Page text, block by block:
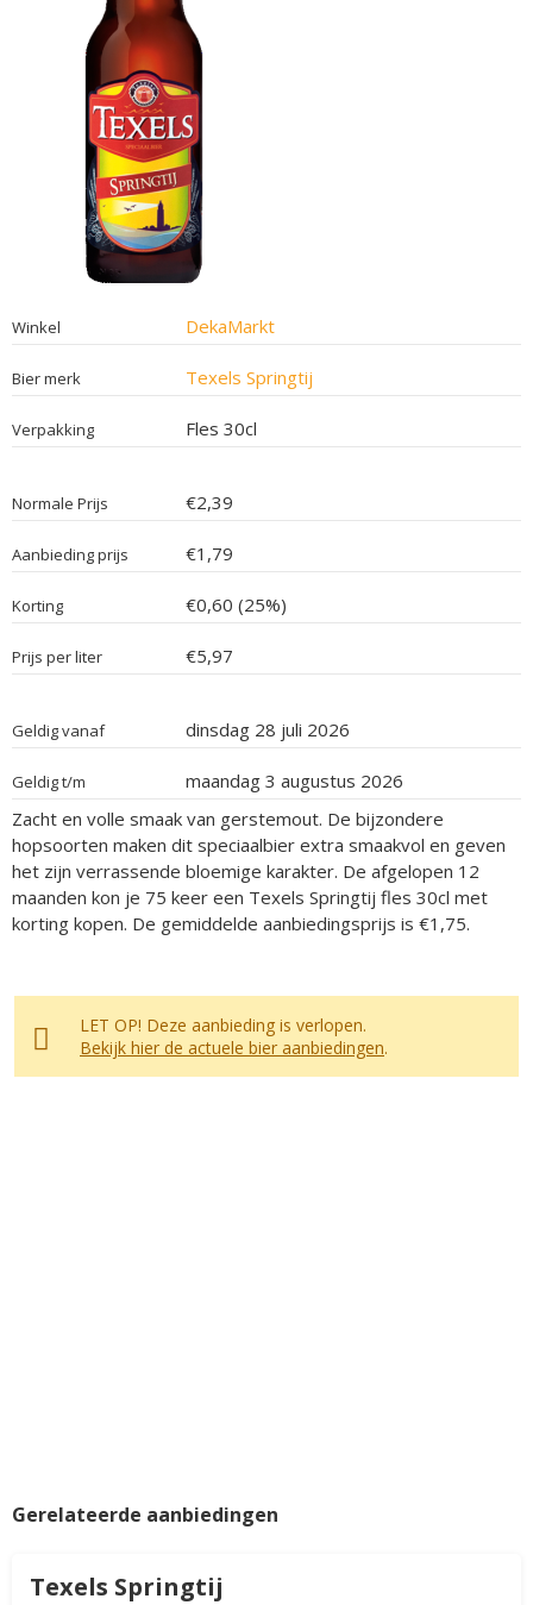
Winkel DekaMarkt
Bier merk Texels Springtij
Verpakking Fles 30cl
Normale Prijs €2,39
Aanbieding prijs €1,79
Korting €0,60 (25%)
Prijs per liter €5,97
Geldig vanaf dinsdag 28 juli 2026
Geldig t/m
maandag 3 augustus 2026
Zacht en volle smaak van gerstemout. De bijzondere
hopsoorten maken dit speciaalbier extra smaakvol en geven
het zijn verrassende bloemige karakter. De afgelopen 12
maanden kon je 75 keer een Texels Springtij fles 30cl met
korting kopen. De gemiddelde aanbiedingsprijs is €1,75.
LET OP! Deze aanbieding is verlopen.
Bekijk hier de actuele bier aanbiedingen.
Gerelateerde aanbiedingen
Texels Springtij